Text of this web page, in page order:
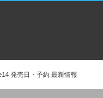
発売日・予約 最新情報